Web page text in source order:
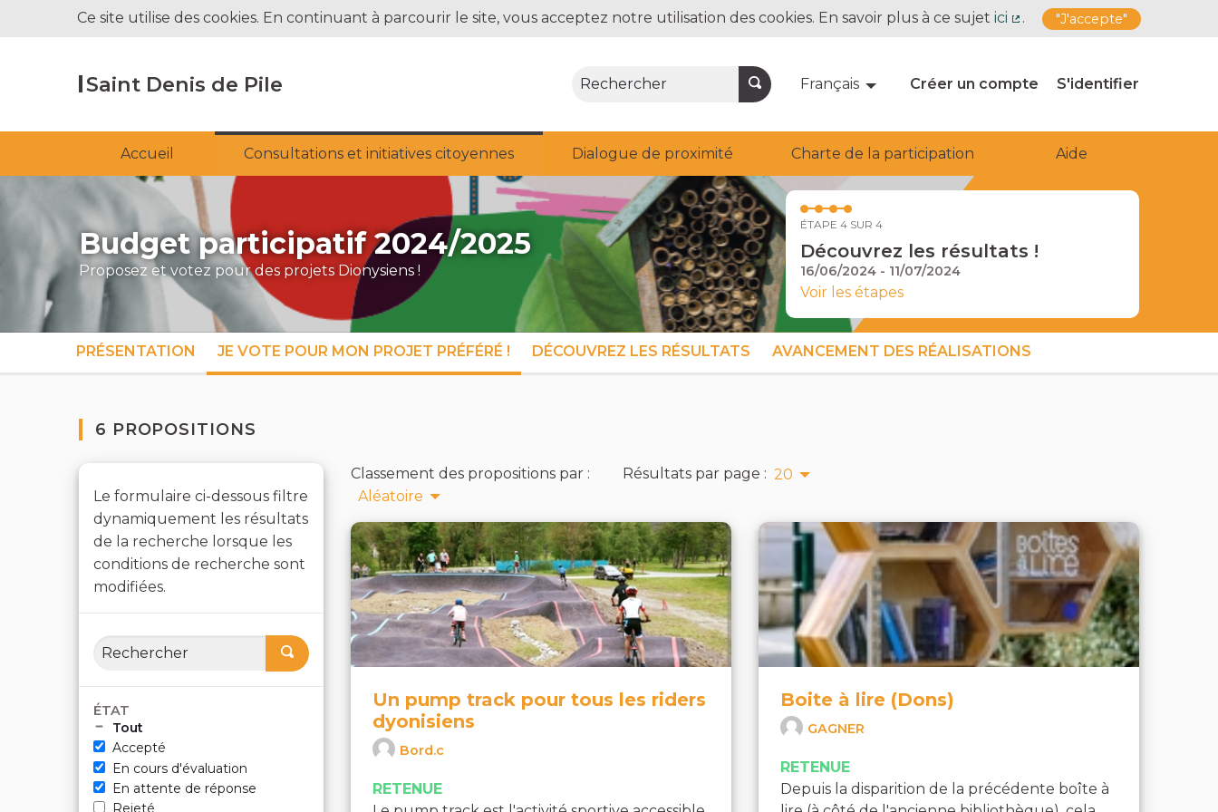
Ce site utilise des cookies. En continuant à parcourir le site, vous acceptez notre utilisation des cookies. En savoir plus à ce sujet ici
(Lien externe)
. "J'accepte"
Saint Denis de Pile Rechercher Français Choose language Choisir la langue
Créer un compte S'identifier
Accueil Consultations et initiatives citoyennes Dialogue de proximité Charte de la participation Aide
Budget participatif 2024/2025
Proposez et votez pour des projets Dionysiens !
ÉTAPE 4 SUR 4
Découvrez les résultats !
16/06/2024 - 11/07/2024
Voir les étapes
PRÉSENTATION JE VOTE POUR MON PROJET PRÉFÉRÉ ! DÉCOUVREZ LES RÉSULTATS AVANCEMENT DES RÉALISATIONS
6 PROPOSITIONS
Le formulaire ci-dessous filtre
dynamiquement les résultats
de la recherche lorsque les
conditions de recherche sont
modifiées.
ÉTAT
Tout
Accepté
En cours d'évaluation
En attente de réponse
Rejeté
Classement des propositions par :
Aléatoire
Résultats par page : 20
Un pump track pour tous les riders
dyonisiens
Bord.c
RETENUE
Boite à lire (Dons)
GAGNER
RETENUE
Depuis la disparition de la précédente boîte à